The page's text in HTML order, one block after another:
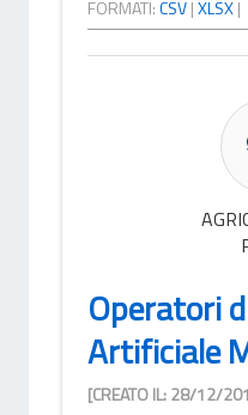
FORMATI:CSV|XLSX|
Operatori
Artificiale
[CREATO IL: 28/12/